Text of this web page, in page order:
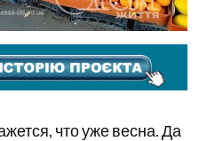
что уже весна. Да